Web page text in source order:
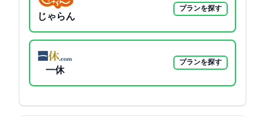
じゃらん
プランを探す
一休
プランを探す